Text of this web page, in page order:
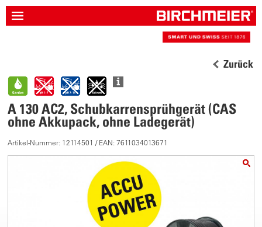
Zurück
A 130 AC2, Schubkarrensprühgerät (CAS
ohne Akkupack, ohne Ladegerät)
Artikel-Nummer: 12114501 / EAN: 7611034013671